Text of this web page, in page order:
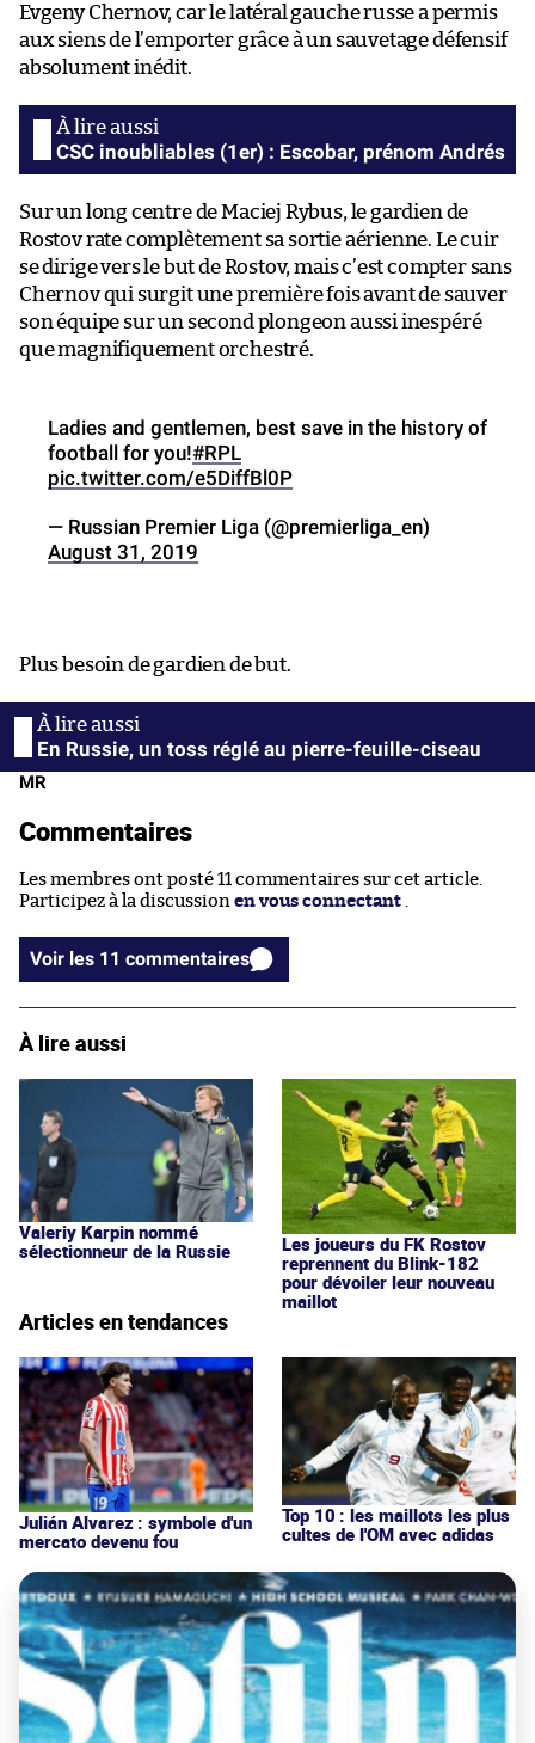
Evgeny Chernov, car le latéral gauche russe a permis
aux siens de l’emporter grâce à un sauvetage défensif
absolument inédit.
CSC inoubliables (1er) : Escobar, prénom Andrés
Sur un long centre de Maciej Rybus, le gardien de
Rostov rate complètement sa sortie aérienne. Le cuir
se dirige vers le but de Rostov, mais c’est compter sans
Chernov qui surgit une première fois avant de sauver
son équipe sur un second plongeon aussi inespéré
que magnifiquement orchestré.
Ladies and gentlemen, best save in the history of
football for you!#RPL
pic.twitter.com/e5DiffBl0P
— Russian Premier Liga (@premierliga_en)
August 31, 2019
Plus besoin de gardien de but.
En Russie, un toss réglé au pierre-feuille-ciseau
MR
Commentaires
Les membres ont posté 11 commentaires sur cet article.
Participez à la discussion en vous connectant
Voir les 11 commentaires
À lire aussi
Valeriy Karpin nommé
sélectionneur de la Russie
Les joueurs du FK Rostov
reprennent du Blink-182
pour dévoiler leur nouveau
maillot
Articles en tendances
Julián Alvarez : symbole d'un
mercato devenu fou
Top 10 : les maillots les plus
cultes de l'OM avec adidas